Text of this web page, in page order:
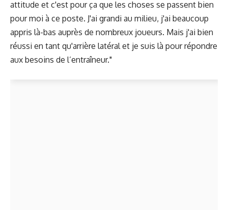
attitude et c'est pour ça que les choses se passent bien
pour moi à ce poste. J'ai grandi au milieu, j'ai beaucoup
appris là-bas auprès de nombreux joueurs. Mais j'ai bien
réussi en tant qu'arrière latéral et je suis là pour répondre
aux besoins de l’entraîneur."